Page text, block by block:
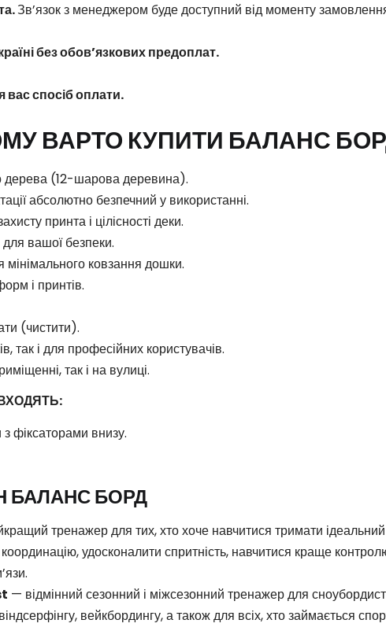
Зв’язок з менеджером буде доступний від моменту
без обов’язкових предоплат.
спосіб оплати.
ВАРТО КУПИТИ БАЛАНС
дерева (12-шарова деревина).
абсолютно безпечний у використанні.
принта і цілісності деки.
вашої безпеки.
ковзання дошки.
і принтів.
(чистити).
так і для професійних користувачів.
так і на вулиці.
фіксаторами внизу.
БАЛАНС БОРД
тренажер для тих, хто хоче навчитися тримати
удосконалити спритність, навчитися краще
— відмінний сезонний і міжсезонний тренажер для
вейкбордингу, а також для всіх, хто займається